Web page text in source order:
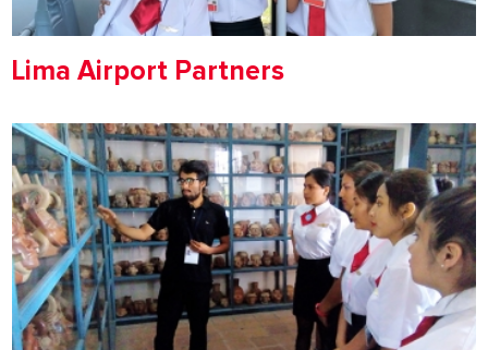
Lima Airport Partners